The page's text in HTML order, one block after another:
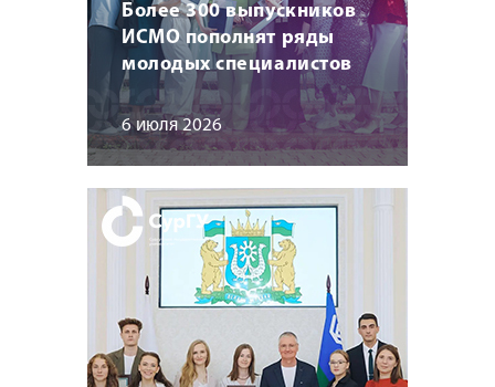
Более 300 выпускников
ИСМО пополнят ряды
молодых специалистов
6 июля 2026